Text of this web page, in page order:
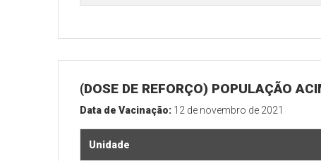
(DOSE DE REFORÇO) POPULAÇÃO
Data de Vacinação: 12 de novembro de 2021
Unidade